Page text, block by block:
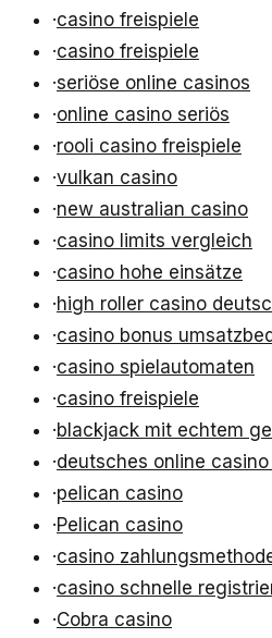
·casino freispiele
·casino freispiele
·seriöse online casinos
·online casino seriös
·rooli casino freispiele
·vulkan casino
·new australian casino
·casino limits vergleich
·casino hohe einsätze
·high roller casino
·casino bonus
·casino spielautomaten
·casino freispiele
·blackjack mit echtem
·deutsches online
·pelican casino
·Pelican casino
·casino
·casino schnelle
·Cobra casino